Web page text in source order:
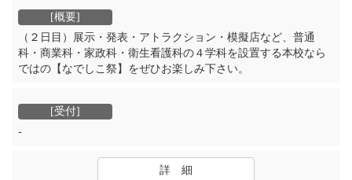
（２日目）展示・発表・アトラクション・模擬店など、普通
科・商業科・家政科・衛生看護科の４学科を設置する本校なら
ではの【なでしこ祭】をぜひお楽しみ下さい。
-
詳 細